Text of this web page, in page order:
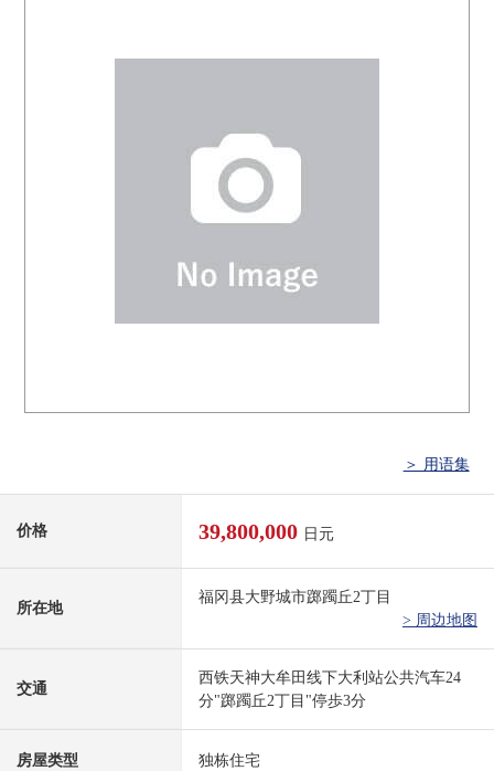
＞ 用语集
价格 39,800,000 日元
所在地
福冈县大野城市踯躅丘2丁目
> 周边地图
交通
西铁天神大牟田线下大利站公共汽车24
分"踯躅丘2丁目"停歩3分
房屋类型 独栋住宅